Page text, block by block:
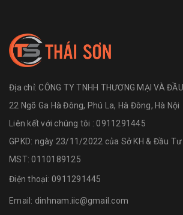
Địa chỉ:CÔNG TY TNHH THƯƠNG MẠI VÀ
22 Ngõ Ga Hà Đông, Phú La, Hà Đông, Hà Nội
Liên kết với chúng tôi : 0911291445
GPKD: ngày 23/11/2022 của Sở KH & Đầu Tư
MST: 0110189125
Điện thoại: 0911291445
Email: dinhnam.iic@gmail.com